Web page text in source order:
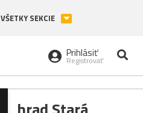
VŠETKY SEKCIE
Prihlásiť
Registrovať